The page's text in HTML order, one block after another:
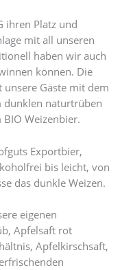
ihren Platz und
mit all unseren
haben wir auch
können. Die
Gäste mit dem
dunklen naturtrüben
Weizenbier.
Exportbier,
bis leicht, von
das dunkle Weizen.
eigenen
Apfelsaft rot
Apfelkirschsaft,